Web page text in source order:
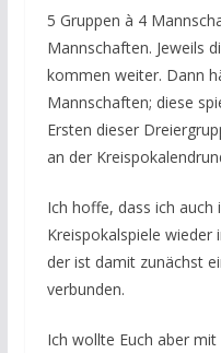
5 Gruppen à 4
Mannschaften. Jeweils
kommen weiter. Dann
Mannschaften; diese
Ersten dieser
an der
Ich hoffe, dass ich auch
Kreispokalspiele wieder
der ist damit zunächst
verbunden.
Ich wollte Euch aber